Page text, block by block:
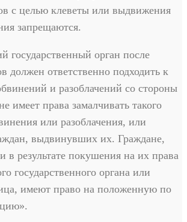
с целью клеветы или выдвижения
запрещаются.
государственный орган после
должен ответственно подходить к
и разоблачений со стороны
имеет права замалчивать такого
или разоблачения, или
выдвинувших их. Граждане,
в результате покушения на их права
государственного органа или
имеют право на положенную по